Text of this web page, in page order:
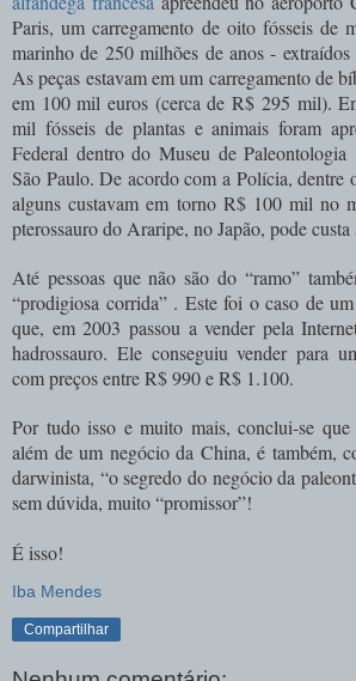
Paris, um carregamento de oito fósseis de
marinho de 250 milhões de anos -
As peças estavam em um carregamento de
em 100 mil euros (cerca de R$ 295 mil).
mil fósseis de plantas e animais foram
Federal dentro do Museu de
São Paulo. De acordo com a Polícia, dentre
alguns custavam em torno R$ 100 mil no
pterossauro do Araripe, no Japão, pode
Até pessoas que não são do “ramo”
“prodigiosa corrida” . Este foi o caso de um
que, em 2003 passou a vender pela
hadrossauro. Ele conseguiu vender para
com preços entre R$ 990 e R$ 1.100.
Por tudo isso e muito mais, conclui-se
além de um negócio da China, é também,
darwinista, “o segredo do negócio da
sem dúvida, muito “promissor”!
É isso!
Iba Mendes
Compartilhar